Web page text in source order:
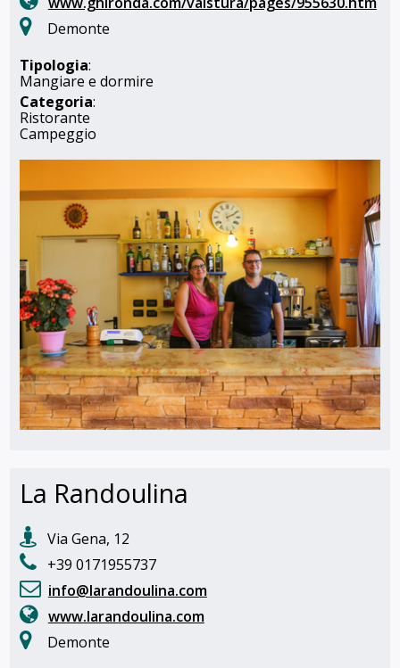
Demonte
Tipologia:
Mangiare e dormire
Categoria:
Ristorante
Campeggio
La Randoulina
Via Gena, 12
+39 0171955737
info@larandoulina.com
www.larandoulina.com
Demonte